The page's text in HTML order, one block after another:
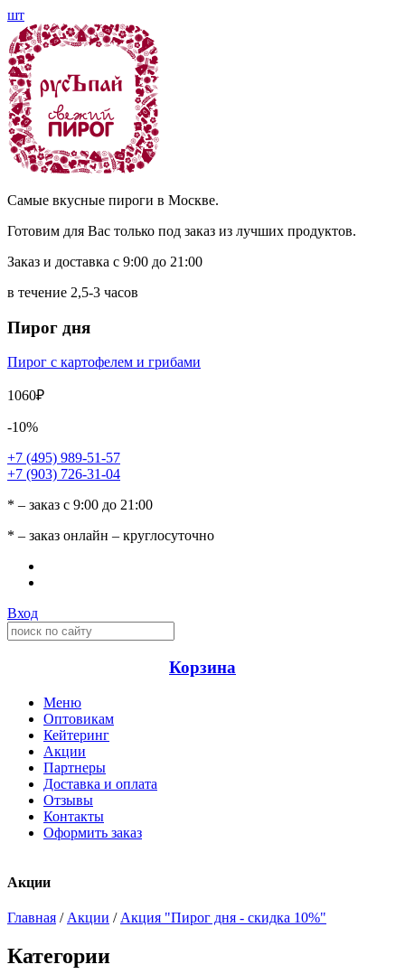
шт
Самые вкусные пироги в Москве.
Готовим для Вас только под заказ из лучших продуктов.
Заказ и доставка с 9:00 до 21:00
в течение 2,5-3 часов
Пирог дня
Пирог с картофелем и грибами
1060₽
-10%
+7 (495) 989-51-57
+7 (903) 726-31-04
* – заказ с 9:00 до 21:00
* – заказ онлайн – круглосуточно
Вход
Корзина
Меню
Оптовикам
Кейтеринг
Акции
Партнеры
Доставка и оплата
Отзывы
Контакты
Оформить заказ
Акции
Главная /Акции /Акция "Пирог дня - скидка 10%"
Категории